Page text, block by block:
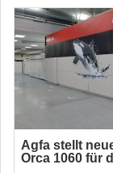
Agfa stellt
Orca 1060 für